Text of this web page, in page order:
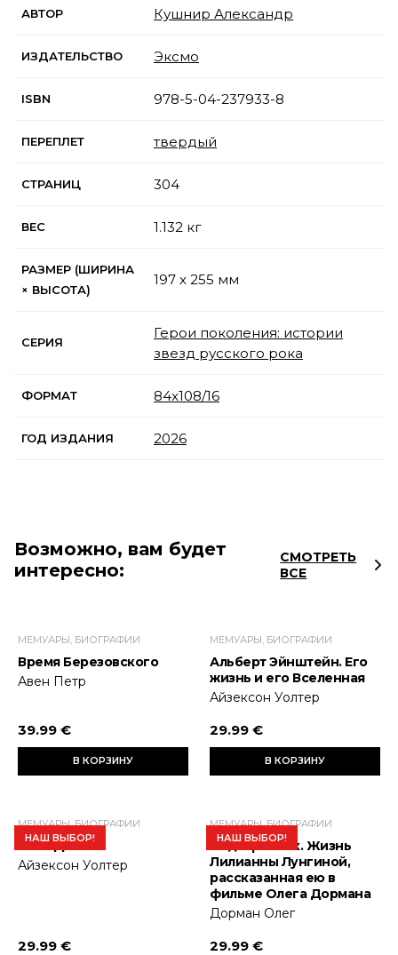
АВТОР Кушнир Александр
ИЗДАТЕЛЬСТВО Эксмо
ISBN 978-5-04-237933-8
ПЕРЕПЛЕТ твердый
СТРАНИЦ 304
ВЕС 1.132 кг
РАЗМЕР (ШИРИНА
× ВЫСОТА)
197 x 255 мм
СЕРИЯ
Герои поколения: истории
звезд русского рока
ФОРМАТ 84x108/16
ГОД ИЗДАНИЯ 2026
Возможно, вам будет
интересно:
СМОТРЕТЬ
ВСЕ
МЕМУАРЫ, БИОГРАФИИ
Время Березовского
Авен Петр
39.99 €
В КОРЗИНУ
МЕМУАРЫ, БИОГРАФИИ
Альберт Эйнштейн. Его
жизнь и его Вселенная
Айзексон Уолтер
29.99 €
В КОРЗИНУ
НАШ ВЫБОР!
МЕМУАРЫ, БИОГРАФИИ
Стив Джобс
Айзексон Уолтер
29.99 €
НАШ ВЫБОР!
МЕМУАРЫ, БИОГРАФИИ
Подстрочник. Жизнь
Лилианны Лунгиной,
рассказанная ею в
фильме Олега Дормана
Дорман Олег
29.99 €